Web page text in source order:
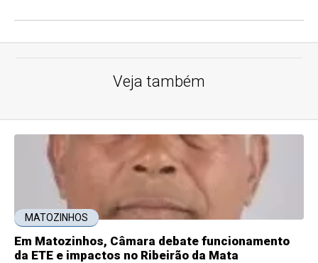
Veja também
MATOZINHOS
Em Matozinhos, Câmara debate funcionamento
da ETE e impactos no Ribeirão da Mata